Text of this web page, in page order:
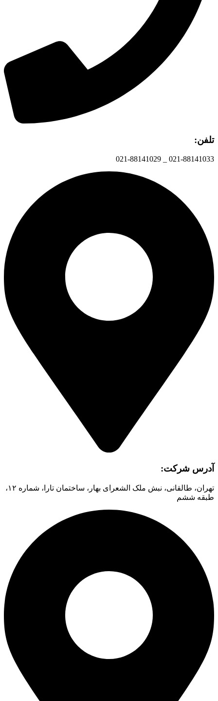
تلفن:
021-88141033 _ 021-88141029
آدرس شرکت:
تهران، طالقانی، نبش ملک الشعرای بهار، ساختمان تارا، شماره ۱۲،
طبقه ششم